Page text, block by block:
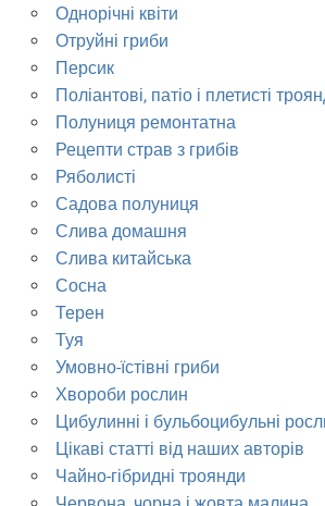
Однорічні квіти
Отруйні гриби
Персик
Поліантові, патіо і плетисті
Полуниця ремонтатна
Рецепти страв з грибів
Ряболисті
Садова полуниця
Слива домашня
Слива китайська
Сосна
Терен
Туя
Умовно-їстівні гриби
Хвороби рослин
Цибулинні і бульбоцибульні
Цікаві статті від наших авторів
Чайно-гібридні троянди